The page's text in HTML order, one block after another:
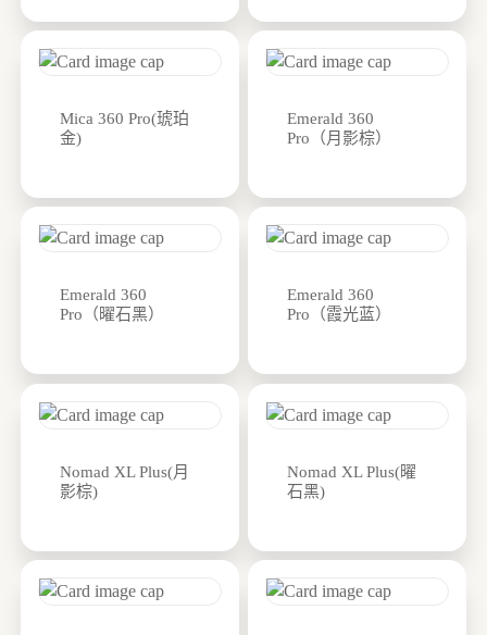
Mica 360 Pro(琥珀
金)
Emerald 360
Pro（月影棕）
Emerald 360
Pro（曜石黑）
Emerald 360
Pro（霞光蓝）
Nomad XL Plus(月
影棕)
Nomad XL Plus(曜
石黑)